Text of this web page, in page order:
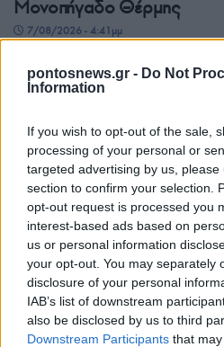
pontosnews.gr - Do Not
Information
If you wish to opt-out of the sale,
processing of your personal or
targeted advertising by us,
section to confirm your selection.
opt-out request is processed you
interest-based ads based on
us or personal information
your opt-out. You may separately
disclosure of your personal
IAB’s list of downstream
also be disclosed by us to third
Downstream Participants that
Μονοπήγαδο Θέρμης
7/08/2026 - 4:41μμ
ΕΛΛΑΔΑ
Πυργαδίκια Χαλκιδικής:
συμπληρώνει ο